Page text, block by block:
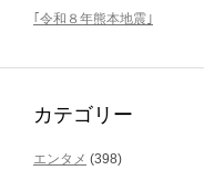
｢令和８年熊本地震｣
カテゴリー
エンタメ (398)